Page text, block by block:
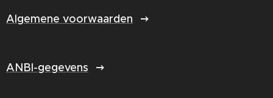
Algemene voorwaarden
ANBI-gegevens